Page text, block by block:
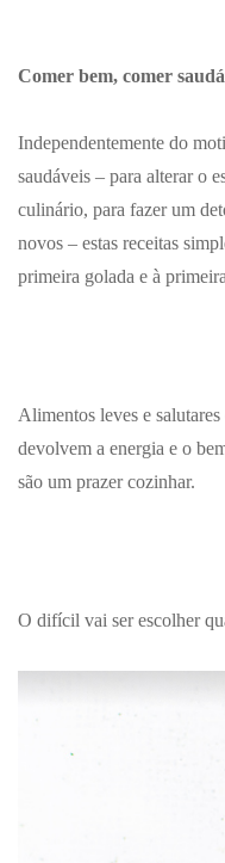
Comer bem, comer
Independentemente do
saudáveis – para alterar o
culinário, para fazer um
novos – estas receitas
primeira golada e à
Alimentos leves e
devolvem a energia e o
são um prazer cozinhar.
O difícil vai ser escolher